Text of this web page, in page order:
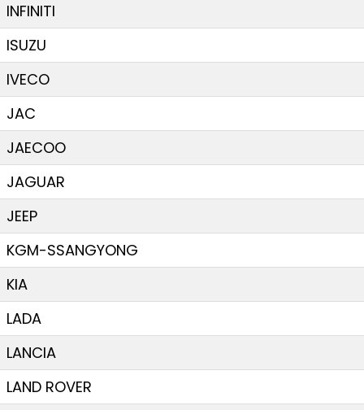
INFINITI
ISUZU
IVECO
JAC
JAECOO
JAGUAR
JEEP
KGM-SSANGYONG
KIA
LADA
LANCIA
LAND ROVER